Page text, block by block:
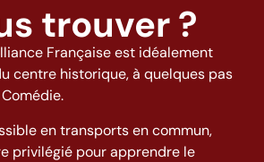
trouver ?
Française est idéalement
centre historique, à quelques pas
en transports en commun,
privilégié pour apprendre le